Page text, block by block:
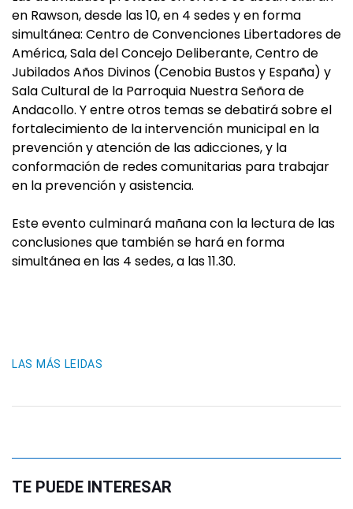
en Rawson, desde las 10, en 4 sedes y en forma
simultánea: Centro de Convenciones Libertadores de
América, Sala del Concejo Deliberante, Centro de
Jubilados Años Divinos (Cenobia Bustos y España) y
Sala Cultural de la Parroquia Nuestra Señora de
Andacollo. Y entre otros temas se debatirá sobre el
fortalecimiento de la intervención municipal en la
prevención y atención de las adicciones, y la
conformación de redes comunitarias para trabajar
en la prevención y asistencia.
Este evento culminará mañana con la lectura de las
conclusiones que también se hará en forma
simultánea en las 4 sedes, a las 11.30.
LAS MÁS LEIDAS
TE PUEDE INTERESAR